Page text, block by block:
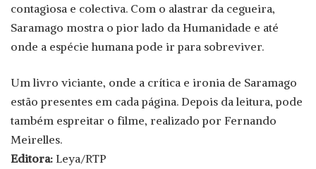
contagiosa e colectiva. Com o alastrar da cegueira,
Saramago mostra o pior lado da Humanidade e até
onde a espécie humana pode ir para sobreviver.
Um livro viciante, onde a crítica e ironia de Saramago
estão presentes em cada página. Depois da leitura, pode
também espreitar o filme, realizado por Fernando
Meirelles.
Editora: Leya/RTP